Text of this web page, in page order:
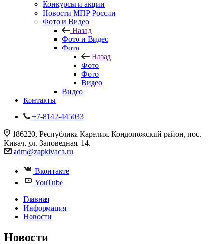
Конкурсы и акции
Новости МПР России
Фото и Видео
Назад
Фото и Видео
Фото
Назад
Фото
Фото
Видео
Видео
Контакты
+7-8142-445033
186220, Республика Карелия, Кондопожский район, пос.
Кивач, ул. Заповедная, 14.
adm@zapkivach.ru
Вконтакте
YouTube
Главная
Информация
Новости
Новости